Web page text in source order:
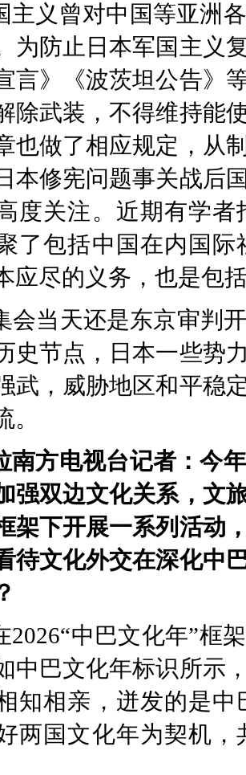
主义曾对中国等亚洲
为防止日本军国主义
言》《波茨坦公告》
除武装，不得维持能
也做了相应规定，从
本修宪问题事关战后
度关注。近期有学
了包括中国在内国
应尽的义务，也是包
会当天还是东京审判
史节点，日本一些势
武，威胁地区和平稳
南方电视台记者：今
强双边文化关系，文
架下开展一系列活动
待文化外交在深化中
2026“中巴文化年”框
中巴文化年标识所示
知相亲，迸发的是
两国文化年为契机